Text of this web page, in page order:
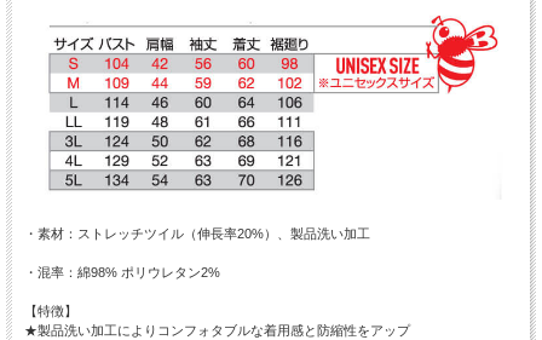
・素材：ストレッチツイル（伸長率20%）、製品洗い加工
・混率：綿98% ポリウレタン2%
【特徴】
★製品洗い加工によりコンフォタブルな着用感と防縮性をアップ